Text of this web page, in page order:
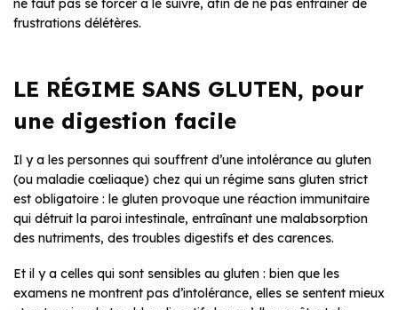
ne faut pas se forcer à le suivre, afin de ne pas entraîner de
frustrations délétères.
LE RÉGIME SANS GLUTEN, pour
une digestion facile
Il y a les personnes qui souffrent d’une intolérance au gluten
(ou maladie cœliaque) chez qui un régime sans gluten strict
est obligatoire : le gluten provoque une réaction immunitaire
qui détruit la paroi intestinale, entraînant une malabsorption
des nutriments, des troubles digestifs et des carences.
Et il y a celles qui sont sensibles au gluten : bien que les
examens ne montrent pas d’intolérance, elles se sentent mieux